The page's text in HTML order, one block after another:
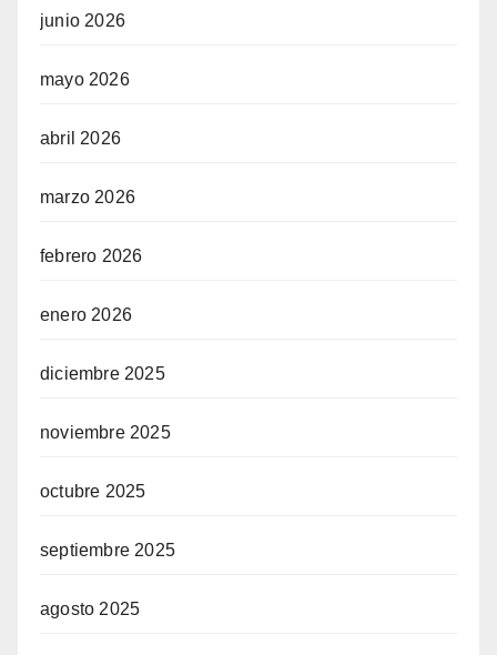
junio 2026
mayo 2026
abril 2026
marzo 2026
febrero 2026
enero 2026
diciembre 2025
noviembre 2025
octubre 2025
septiembre 2025
agosto 2025